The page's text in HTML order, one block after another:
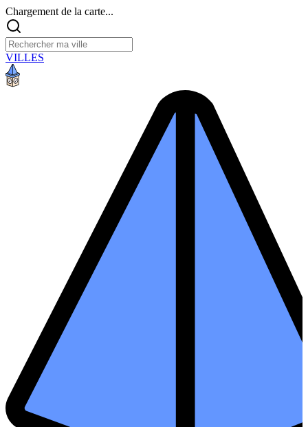
Chargement de la carte...
VILLES